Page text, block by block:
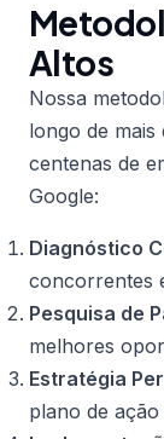
Altos
Nossa
longo de mais
centenas de
Google:
Diagnóstico
concorrentes
Pesquisa de
melhores
Estratégia
plano de